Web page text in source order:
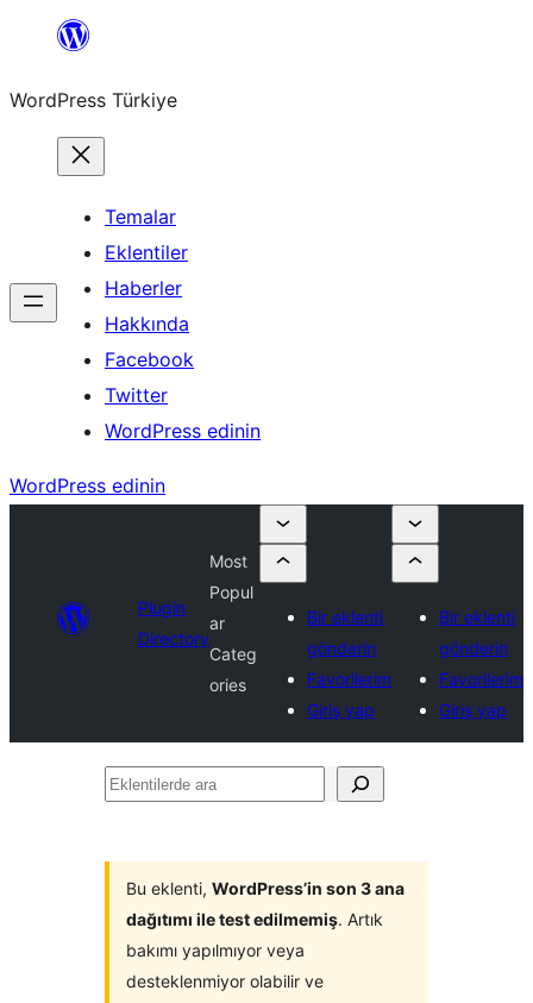
İçeriğe
WordPress Türkiye
Temalar
Eklentiler
Haberler
Hakkında
Facebook
Twitter
WordPress edinin
WordPress edinin
Plugin
Directory
Most
Popul
ar
Categ
ories
Bir eklenti
gönderin
Favorilerim
Giriş yap
Bir eklenti
gönderin
Favorilerim
Giriş yap
Eklentilerde
Bu eklenti, WordPress’in son 3 ana
dağıtımı ile test edilmemiş. Artık
bakımı yapılmıyor veya
desteklenmiyor olabilir ve